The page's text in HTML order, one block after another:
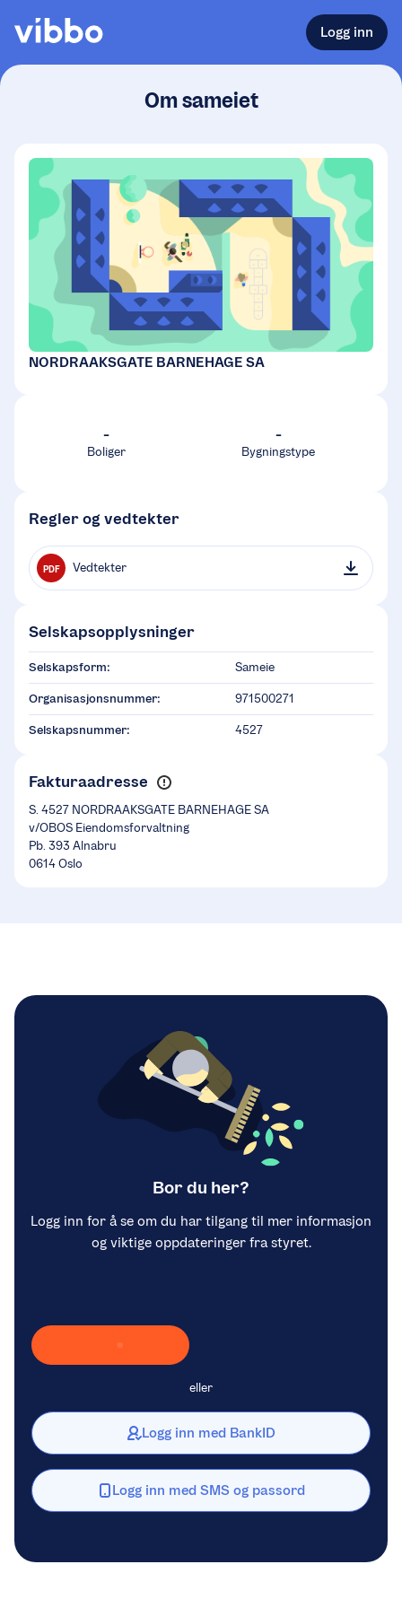
Logg inn
Om sameiet
NORDRAAKSGATE BARNEHAGE SA
-
Boliger
-
Bygningstype
Regler og vedtekter
PDF Vedtekter
Selskapsopplysninger
Selskapsform: Sameie
Organisasjonsnummer: 971500271
Selskapsnummer: 4527
Fakturaadresse
S. 4527 NORDRAAKSGATE BARNEHAGE SA
v/OBOS Eiendomsforvaltning
Pb. 393 Alnabru
0614 Oslo
Bor du her?
Logg inn for å se om du har tilgang til mer informasjon
og viktige oppdateringer fra styret.
Laster inn Vipps …
eller
Logg inn med BankID
Logg inn med SMS og passord